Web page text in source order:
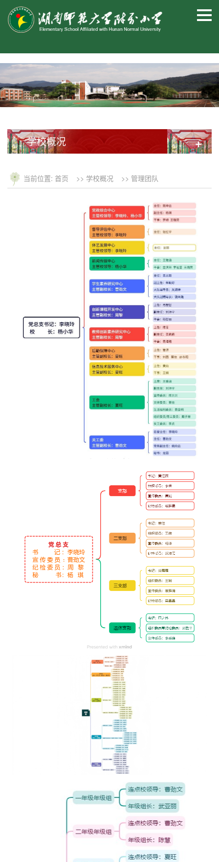
学校概况 +
当前位置: 首页 >> 学校概况>> 管理团队